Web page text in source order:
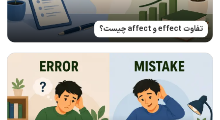
تفاوت effect و affect چیست؟